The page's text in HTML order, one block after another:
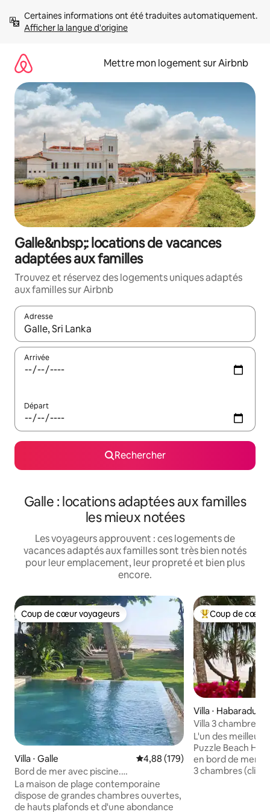
directement
Afficher la langue d'origine
Mettre mon logement sur Airbnb
Galle&nbsp;: locations de vacances
adaptées aux familles
Trouvez et réservez des logements uniques adaptés
aux familles sur Airbnb
Adresse
Lorsque les résultats s'affichent, utilisez les flèches vers le
Arrivée
Départ
Rechercher
Galle : locations adaptées aux familles
les mieux notées
Les voyageurs approuvent : ces logements de
vacances adaptés aux familles sont très bien notés
pour leur emplacement, leur propreté et bien plus
encore.
Coup de cœur voyageurs
Coup de cœur voyageurs
Villa ⋅ Galle Évaluation moyenne sur la
4,88 (179)
Bord de mer avec piscine.
Décompressez, détendez-vous,
profitez
La maison de plage contemporaine
dispose de grandes chambres ouvertes,
de hauts plafonds et d'une abondance
Coups de cœur
Coup de cœur
Villa ⋅ Habaraduwa
Villa 3 chambres
chef et personnel
L'un des meilleurs
Puzzle Beach
en bord de mer,
3 chambres